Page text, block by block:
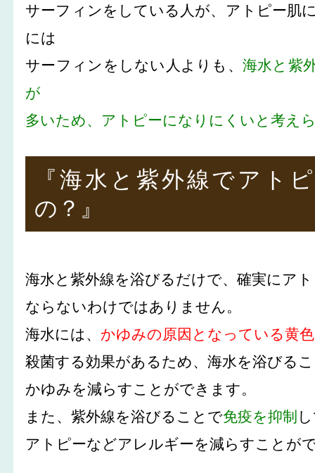
サーフィンをしている人が、アトピー肌
には
サーフィンをしない人よりも、 海水と紫
が
多いため、アトピーになりにくいと考え
『海水と紫外線でアト
の？』
海水と紫外線を浴びるだけで、確実にア
ならないわけではありません。
海水には、 かゆみの原因となっている黄
殺菌する効果があるため、海水を浴びる
かゆみを減らすことができます。
また、紫外線を浴びることで免疫を抑制
アトピーなどアレルギーを減らすことが